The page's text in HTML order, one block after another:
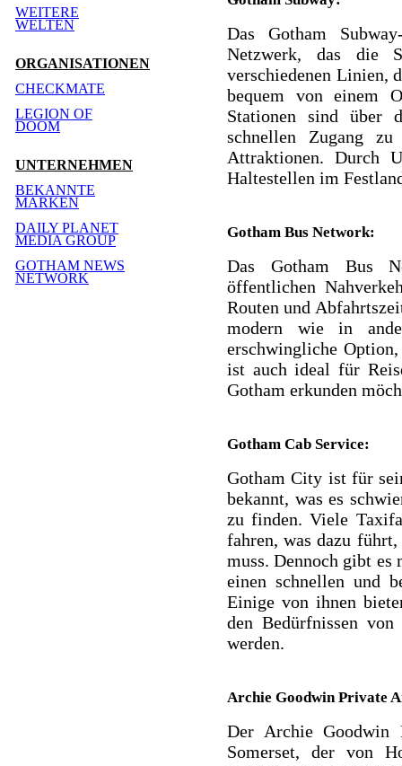
WEITERE
WELTEN
ORGANISATIONEN
CHECKMATE
LEGION OF
DOOM
UNTERNEHMEN
BEKANNTE
MARKEN
DAILY PLANET
MEDIA GROUP
GOTHAM NEWS
NETWORK
Das Gotham
Netzwerk, das die
verschiedenen Linien,
bequem von einem
Stationen sind über
schnellen Zugang zu
Attraktionen. Durch
Haltestellen im
Gotham Bus Network:
Das Gotham Bus
öffentlichen
Routen und
modern wie in
erschwingliche
ist auch ideal für
Gotham erkunden
Gotham Cab Service:
Gotham City ist für
bekannt, was es
zu finden. Viele
fahren, was dazu
muss. Dennoch gibt
einen schnellen und
Einige von ihnen
den Bedürfnissen von
werden.
Archie Goodwin Private
Der Archie
Somerset, der von